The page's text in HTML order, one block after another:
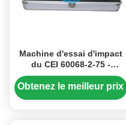
Machine d'essai d'impact
du CEI 60068-2-75 -
marteau à ressorts de
l'impact 1J
Obtenez le meilleur prix